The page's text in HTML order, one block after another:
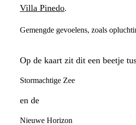
Villa Pinedo.
Gemengde gevoelens, zoals
Op de kaart zit dit een beetje
Stormachtige Zee
en de
Nieuwe Horizon